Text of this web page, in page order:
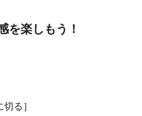
を楽しもう！
る］